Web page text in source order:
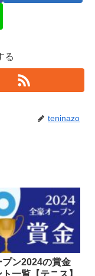
る
teninazo
プン2024の賞金